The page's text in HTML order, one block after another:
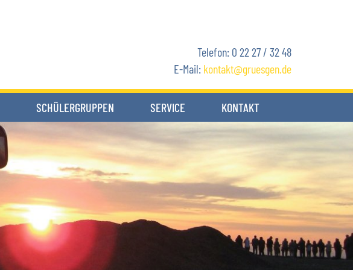
Telefon: 0 22 27 / 32 48
E-Mail: kontakt gruesgen.de
SCHÜLERGRUPPEN SERVICE
Komfort an Bord
Anfahrt
Kataloganforderung
KONTAKT
Team